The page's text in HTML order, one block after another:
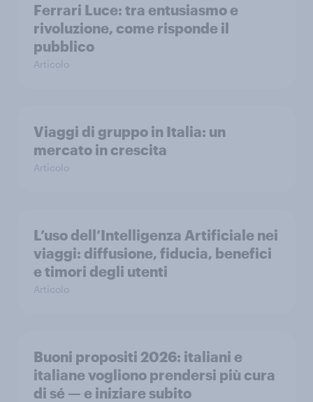
Ferrari Luce: tra entusiasmo e
rivoluzione, come risponde il
pubblico
Articolo
Viaggi di gruppo in Italia: un
mercato in crescita
Articolo
L’uso dell’Intelligenza Artificiale nei
viaggi: diffusione, fiducia, benefici
e timori degli utenti
Articolo
Buoni propositi 2026: italiani e
italiane vogliono prendersi più cura
di sé — e iniziare subito